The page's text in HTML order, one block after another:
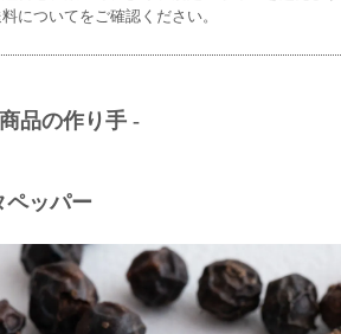
についてをご確認ください。
品の作り手 -
ペッパー